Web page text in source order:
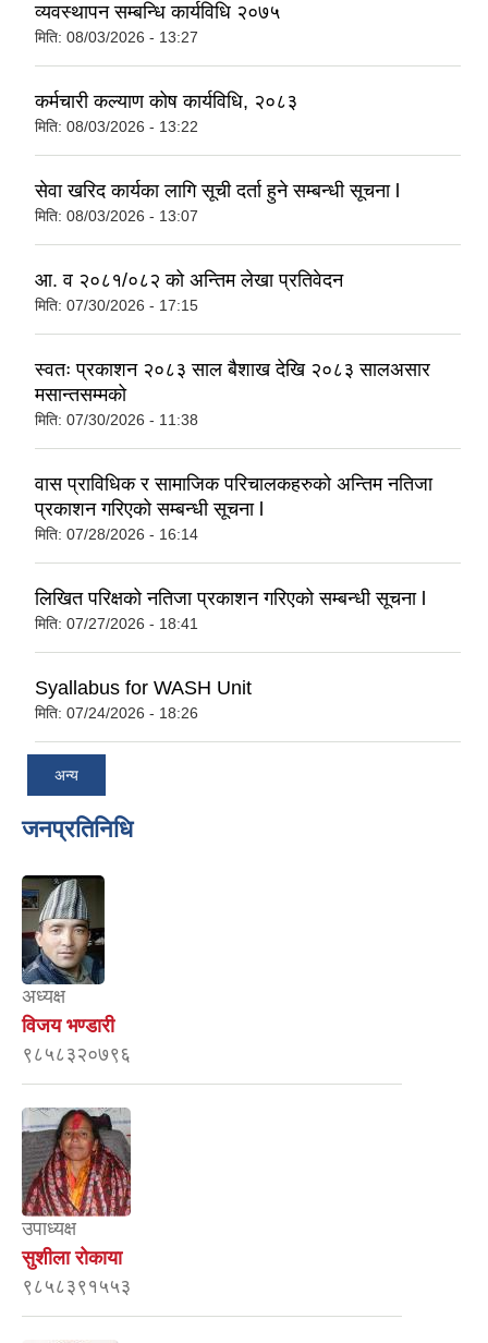
व्यवस्थापन सम्बन्धि कार्यविधि २०७५
मिति: 08/03/2026 - 13:27
कर्मचारी कल्याण कोष कार्यविधि, २०८३
मिति: 08/03/2026 - 13:22
सेवा खरिद कार्यका लागि सूची दर्ता हुने सम्बन्धी सूचना l
मिति: 08/03/2026 - 13:07
आ. व २०८१/०८२ को अन्तिम लेखा प्रतिवेदन
मिति: 07/30/2026 - 17:15
स्वतः प्रकाशन २०८३ साल बैशाख देखि २०८३ सालअसार
मसान्तसम्मको
मिति: 07/30/2026 - 11:38
वास प्राविधिक र सामाजिक परिचालकहरुको अन्तिम नतिजा
प्रकाशन गरिएको सम्बन्धी सूचना l
मिति: 07/28/2026 - 16:14
लिखित परिक्षको नतिजा प्रकाशन गरिएको सम्बन्धी सूचना l
मिति: 07/27/2026 - 18:41
Syallabus for WASH Unit
मिति: 07/24/2026 - 18:26
अन्य
जनप्रतिनिधि
अध्यक्ष
विजय भण्डारी
९८५८३२०७९६
उपाध्यक्ष
सुशीला रोकाया
९८५८३९१५५३